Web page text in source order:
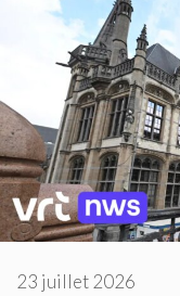
23 juillet 2026